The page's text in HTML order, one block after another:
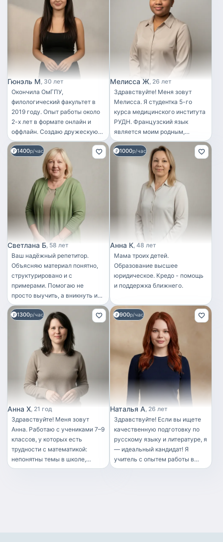
Гюнэль М 30 лет
Окончила ОмГПУ,
филологический факультет в
2019 году. Опыт работы около
2-х лет в формате онлайн и
оффлайн. Создаю дружескую
атмосферу, чтобы было
интереснее получать
информацию:) Проходила
практику в школе, работала в
частном развивающим центре
для детей. Также я носитель
турецкого и азербайджанского
языка.
Мелисса Ж 26 лет
Здравствуйте! Меня зовут
Мелисса. Я студентка 5-го
курса медицинского института
РУДН. Французский язык
является моим родным,
поэтому я работаю
репетитором французского для
детей. С 2024 года я имею
сертификаты переводчика и
преподавателя, выданные
РУДН. Преподавание приносит
мне большое удовольствие,
особенно работа с детьми, так
как после окончания 6-го курса
я планирую поступать в
ординатуру по специальности
1400р/час
Светлана Б 58 лет
Ваш надёжный репетитор.
Объясняю материал понятно,
структурировано и с
примерами. Помогаю не
просто выучить, а вникнуть и
научиться применять знания на
практике. Подбираю задания
под уровень и цели ученика.
Занятия проходят без воды, но
в комфортном темпе. Буду рад
помочь вам достичь нужных
результатов.
1000р/час
Анна К 48 лет
Мама троих детей.
Образование высшее
юридическое. Кредо - помощь
и поддержка ближнего.
1300р/час
Анна Х 21 год
Здравствуйте! Меня зовут
Анна. Работаю с учениками 7–9
классов, у которых есть
трудности с математикой:
непонятны темы в школе,
накопились пробелы, оценки
900р/час
Наталья А 26 лет
Здравствуйте! Если вы ищете
качественную подготовку по
русскому языку и литературе, я
— идеальный кандидат! Я
учитель с опытем работы в
школе и репетитор в крупной